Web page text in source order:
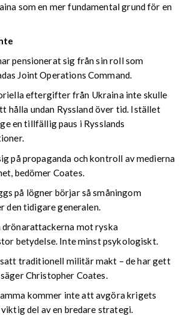
som en mer fundamental grund för en
pensionerat sig från sin roll som
Joint Operations Command.
eftergifter från Ukraina inte skulle
hålla undan Ryssland över tid. Istället
en tillfällig paus i Rysslands
på propaganda och kontroll av medierna
bedömer Coates.
på lögner börjar så småningom
den tidigare generalen.
drönarattackerna mot ryska
betydelse. Inte minst psykologiskt.
traditionell militär makt – de har gett
säger Christopher Coates.
kommer inte att avgöra krigets
viktig del av en bredare strategi.